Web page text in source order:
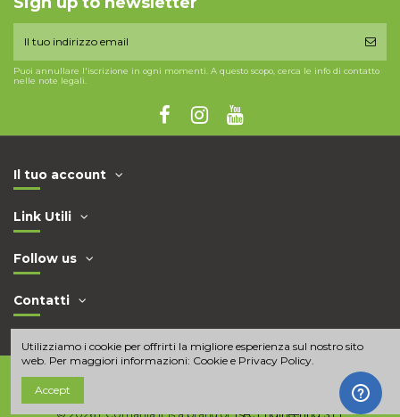
Puoi annullare l'iscrizione in ogni momenti. A questo scopo, cerca le info di contatto
nelle note legali.
Il tuo account
Link Utili
Follow us
Contatti
© 2026 ECUmania.it is a brand ofTsec Engineering S.r.l.
Utilizziamo i cookie per offrirti la migliore esperienza sul nostro sito
web. Per maggiori informazioni: Cookie e Privacy Policy.
Accept